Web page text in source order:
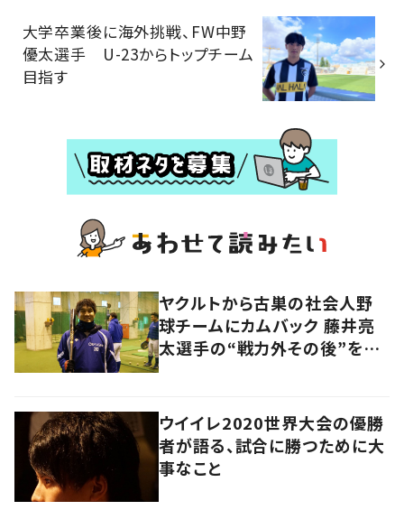
大学卒業後に海外挑戦、FW中野
優太選手 U-23からトップチーム
目指す
ヤクルトから古巣の社会人野
球チームにカムバック 藤井亮
太選手の“戦力外その後”を追
ウイイレ2020世界大会の優勝
者が語る、試合に勝つために大
事なこと